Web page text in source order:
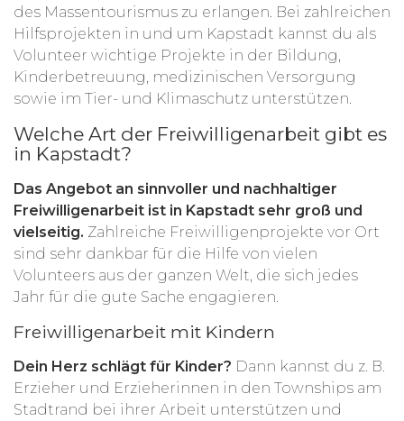
des Massentourismus zu erlangen. Bei zahlreichen
Hilfsprojekten in und um Kapstadt kannst du als
Volunteer wichtige Projekte in der Bildung,
Kinderbetreuung, medizinischen Versorgung
sowie im Tier- und Klimaschutz unterstützen.
Welche Art der Freiwilligenarbeit gibt es
in Kapstadt?
Das Angebot an sinnvoller und nachhaltiger
Freiwilligenarbeit ist in Kapstadt sehr groß und
vielseitig. Zahlreiche Freiwilligenprojekte vor Ort
sind sehr dankbar für die Hilfe von vielen
Volunteers aus der ganzen Welt, die sich jedes
Jahr für die gute Sache engagieren.
Freiwilligenarbeit mit Kindern
Dein Herz schlägt für Kinder? Dann kannst du z. B.
Erzieher und Erzieherinnen in den Townships am
Stadtrand bei ihrer Arbeit unterstützen und